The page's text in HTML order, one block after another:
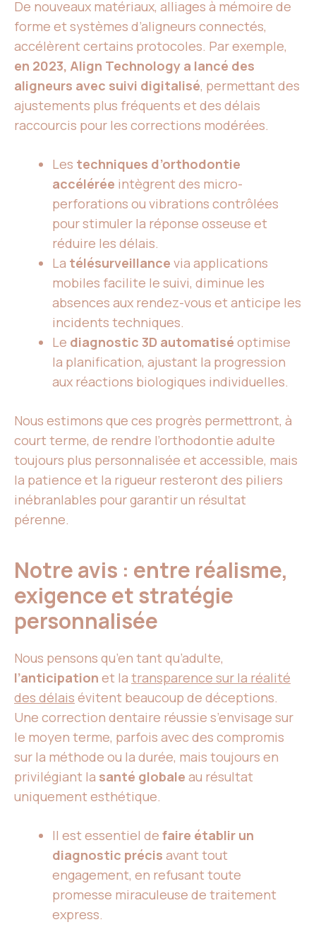
De nouveaux matériaux, alliages à mémoire de
forme et systèmes d’aligneurs connectés,
accélèrent certains protocoles. Par exemple,
en 2023, Align Technology a lancé des
aligneurs avec suivi digitalisé, permettant des
ajustements plus fréquents et des délais
raccourcis pour les corrections modérées.
Les techniques d’orthodontie
accélérée intègrent des micro-
perforations ou vibrations contrôlées
pour stimuler la réponse osseuse et
réduire les délais.
La télésurveillance via applications
mobiles facilite le suivi, diminue les
absences aux rendez-vous et anticipe les
incidents techniques.
Le diagnostic 3D automatisé optimise
la planification, ajustant la progression
aux réactions biologiques individuelles.
Nous estimons que ces progrès permettront, à
court terme, de rendre l’orthodontie adulte
toujours plus personnalisée et accessible, mais
la patience et la rigueur resteront des piliers
inébranlables pour garantir un résultat
pérenne.
Notre avis : entre réalisme,
exigence et stratégie
personnalisée
Nous pensons qu’en tant qu’adulte,
l’anticipation et la transparence sur la réalité
des délais évitent beaucoup de déceptions.
Une correction dentaire réussie s’envisage sur
le moyen terme, parfois avec des compromis
sur la méthode ou la durée, mais toujours en
privilégiant la santé globale au résultat
uniquement esthétique.
Il est essentiel de faire établir un
diagnostic précis avant tout
engagement, en refusant toute
promesse miraculeuse de traitement
express.